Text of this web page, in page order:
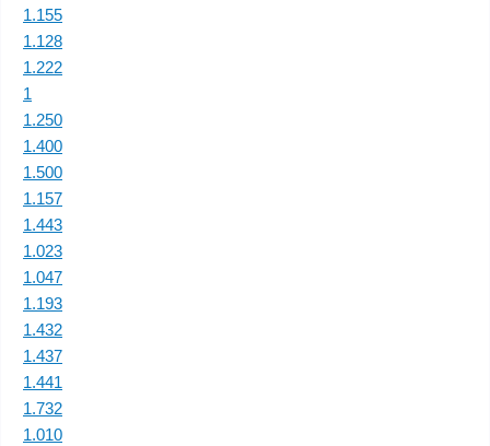
1.155
1.128
1.222
1
1.250
1.400
1.500
1.157
1.443
1.023
1.047
1.193
1.432
1.437
1.441
1.732
1.010